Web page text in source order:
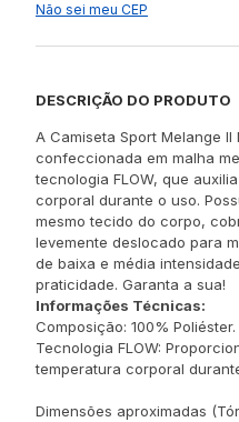
Não sei meu CEP
DESCRIÇÃO DO PRODUTO
A Camiseta Sport Melange II
confeccionada em malha
tecnologia FLOW, que
corporal durante o uso.
mesmo tecido do corpo,
levemente deslocado para
de baixa e média
praticidade. Garanta a sua!
Informações Técnicas:
Composição: 100% Poliéster.
Tecnologia FLOW:
temperatura corporal
Dimensões aproximadas